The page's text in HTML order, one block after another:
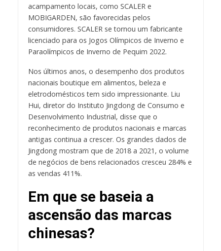
acampamento locais, como SCALER e
MOBIGARDEN, são favorecidas pelos
consumidores. SCALER se tornou um fabricante
licenciado para os Jogos Olímpicos de Inverno e
Paraolímpicos de Inverno de Pequim 2022.
Nos últimos anos, o desempenho dos produtos
nacionais boutique em alimentos, beleza e
eletrodomésticos tem sido impressionante. Liu
Hui, diretor do Instituto Jingdong de Consumo e
Desenvolvimento Industrial, disse que o
reconhecimento de produtos nacionais e marcas
antigas continua a crescer. Os grandes dados de
Jingdong mostram que de 2018 a 2021, o volume
de negócios de bens relacionados cresceu 284% e
as vendas 411%.
Em que se baseia a
ascensão das marcas
chinesas?